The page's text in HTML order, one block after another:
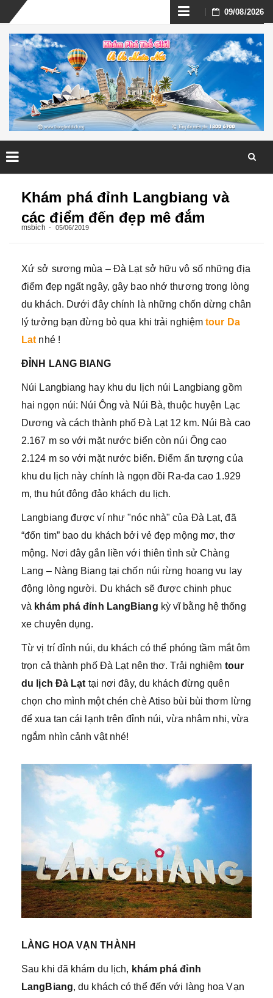
Skip
to
content
09/08/2026
Khám phá đỉnh Langbiang và
các điểm đến đẹp mê đắm
msbich 05/06/2019
Xứ sở sương mùa – Đà Lạt sở hữu vô số những địa
điểm đẹp ngất ngây, gây bao nhớ thương trong lòng
du khách. Dưới đây chính là những chốn dừng chân
lý tưởng bạn đừng bỏ qua khi trải nghiệmtour Da
Lat nhé !
ĐỈNH LANG BIANG
Núi Langbiang hay khu du lịch núi Langbiang gồm
hai ngọn núi: Núi Ông và Núi Bà, thuộc huyện Lạc
Dương và cách thành phố Đà Lạt 12 km. Núi Bà cao
2.167 m so với mặt nước biển còn núi Ông cao
2.124 m so với mặt nước biển. Điểm ấn tượng của
khu du lịch này chính là ngọn đồi Ra-đa cao 1.929
m, thu hút đông đảo khách du lịch.
Langbiang được ví như "nóc nhà" của Đà Lạt, đã
“đốn tim” bao du khách bởi vẻ đẹp mộng mơ, thơ
mộng. Nơi đây gắn liền với thiên tình sử Chàng
Lang – Nàng Biang tại chốn núi rừng hoang vu lay
động lòng người. Du khách sẽ được chinh phục
và khám phá đỉnh LangBiang kỳ vĩ bằng hệ thống
xe chuyên dụng.
Từ vị trí đỉnh núi, du khách có thể phóng tầm mắt ôm
trọn cả thành phố Đà Lạt nên thơ. Trải nghiệm tour
du lịch Đà Lạt tại nơi đây, du khách đừng quên
chọn cho mình một chén chè Atiso bùi bùi thơm lừng
để xua tan cái lạnh trên đỉnh núi, vừa nhâm nhi, vừa
ngắm nhìn cảnh vật nhé!
LÀNG HOA VẠN THÀNH
Sau khi đã khám du lịch, khám phá đỉnh
LangBiang, du khách có thể đến với làng hoa Vạn